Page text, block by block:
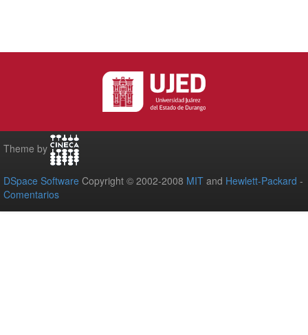
Theme by
DSpace Software Copyright © 2002-2008 MIT and Hewlett-Packard -
Comentarios